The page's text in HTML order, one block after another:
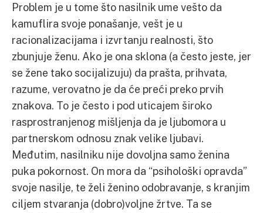
Problem je u tome što nasilnik ume vešto da
kamuflira svoje ponašanje, vešt je u
racionalizacijama i izvrtanju realnosti, što
zbunjuje ženu. Ako je ona sklona (a često jeste, jer
se žene tako socijalizuju) da prašta, prihvata,
razume, verovatno je da će preći preko prvih
znakova. To je često i pod uticajem široko
rasprostranjenog mišljenja da je ljubomora u
partnerskom odnosu znak velike ljubavi.
Međutim, nasilniku nije dovoljna samo ženina
puka pokornost. On mora da “psihološki opravda”
svoje nasilje, te želi ženino odobravanje, s kranjim
ciljem stvaranja (dobro)voljne žrtve. Ta se